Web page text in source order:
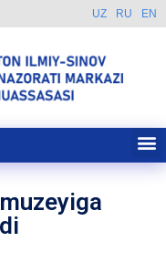
UZ RU EN